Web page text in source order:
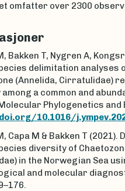
omfatter over 2300
Bakken T, Nygren A,
delimitation analyses
(Annelida, Cirratulidae)
a common and
Phylogenetics and
10.1016/
Capa M & Bakken T (2021).
diversity of
in the Norwegian Sea
and molecular